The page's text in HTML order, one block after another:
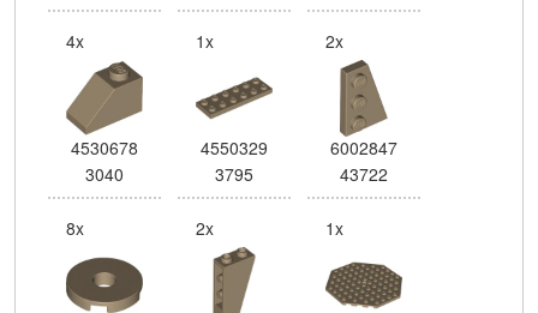
4x
4530678
3040
1x
4550329
3795
2x
6002847
43722
8x 2x 1x